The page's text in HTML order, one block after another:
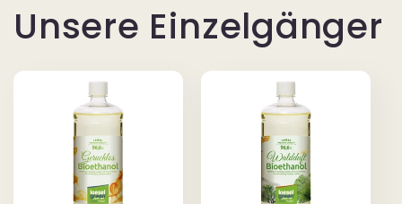
Unsere Einzelgänger